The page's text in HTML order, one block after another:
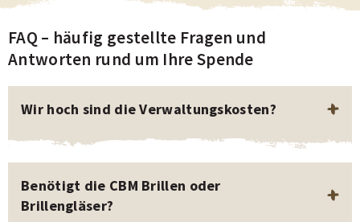
FAQ – häufig gestellte Fragen und
Antworten rund um Ihre Spende
Wir hoch sind die Verwaltungskosten?
Die DZI-Quote für 2025 beträgt 11,3 Prozent (für den
Werbe- und Verwaltungsaufwand in Relation zum
Gesamtaufwand aus Satzungsarbeit, Werbe- und
Verwaltungsaufwand).
Benötigt die CBM Brillen oder
Brillengläser?